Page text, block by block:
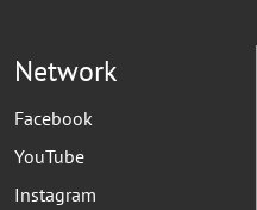
Network
Facebook
YouTube
Instagram